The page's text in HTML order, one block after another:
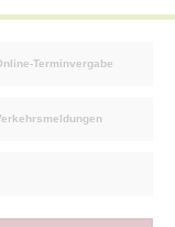
Terminvergabe